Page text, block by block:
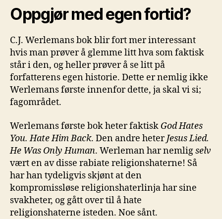
Oppgjør med egen fortid?
C.J. Werlemans bok blir fort mer interessant
hvis man prøver å glemme litt hva som faktisk
står i den, og heller prøver å se litt på
forfatterens egen historie. Dette er nemlig ikke
Werlemans første innenfor dette, ja skal vi si;
fagområdet.
Werlemans første bok heter faktisk God Hates
You. Hate Him Back. Den andre heterJesus Lied.
He Was Only Human. Werleman har nemligselv
vært en av disse rabiate religionshaterne! Så
har han tydeligvis skjønt at den
kompromissløse religionshaterlinja har sine
svakheter, og gått over til å hate
religionshaterne isteden. Noe sånt.